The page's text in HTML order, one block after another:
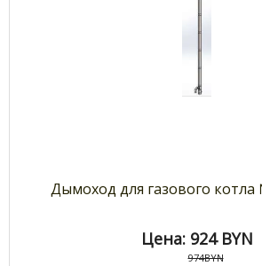
Дымоход для газового котла
Цена: 924 BYN
974BYN